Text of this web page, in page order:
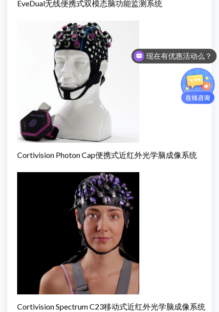
EveDual无线便携式双模态脑功能监测系统
Cortivision Photon Cap便携式近红外光学脑成像系统
Cortivision Spectrum C23移动式近红外光学脑成像系统
现在有优惠活动么？